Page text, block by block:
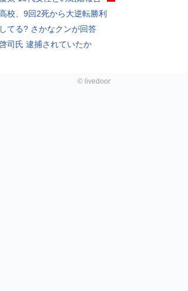
校、9回2死から大逆転勝利
てる? さかなクンが回答
司氏 逮捕されていたか
© livedoor